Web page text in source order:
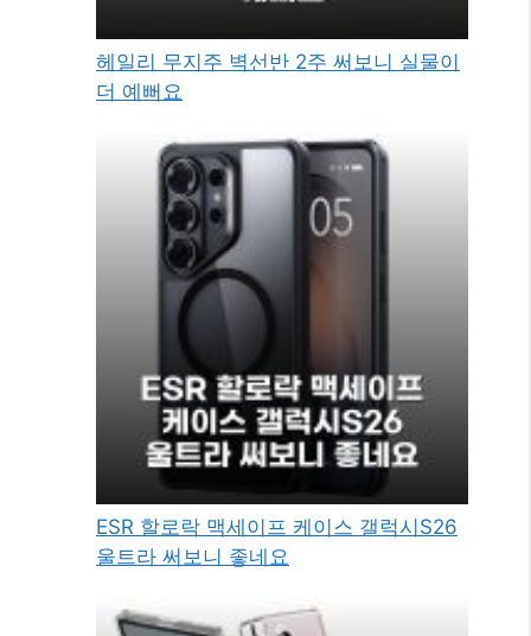
헤일리 무지주 벽선반 2주 써보니 실물이
더 예뻐요
ESR 할로락 맥세이프 케이스 갤럭시S26
울트라 써보니 좋네요